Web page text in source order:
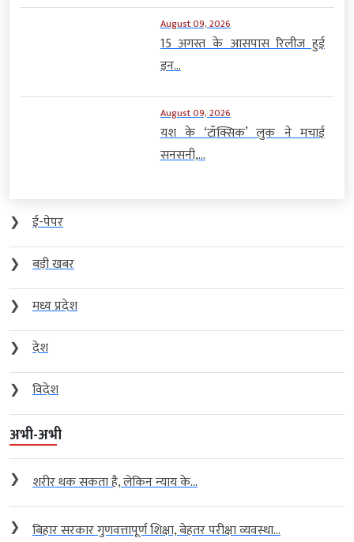
August 09, 2026
15 अगस्त के आसपास रिलीज हुई
इन...
August 09, 2026
यश के ‘टॉक्सिक’ लुक ने मचाई
सनसनी,...
❯
ई-पेपर
❯
बड़ी खबर
❯
मध्य प्रदेश
❯
देश
❯
विदेश
अभी-अभी
❯ शरीर थक सकता है, लेकिन न्याय के...
❯ बिहार सरकार गुणवत्तापूर्ण शिक्षा, बेहतर परीक्षा व्यवस्था...